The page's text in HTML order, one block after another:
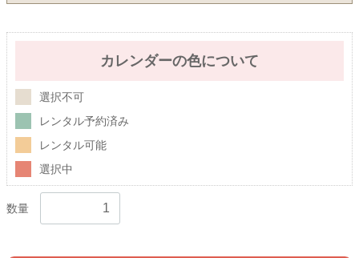
カレンダーの色について
選択不可
レンタル予約済み
レンタル可能
選択中
数量